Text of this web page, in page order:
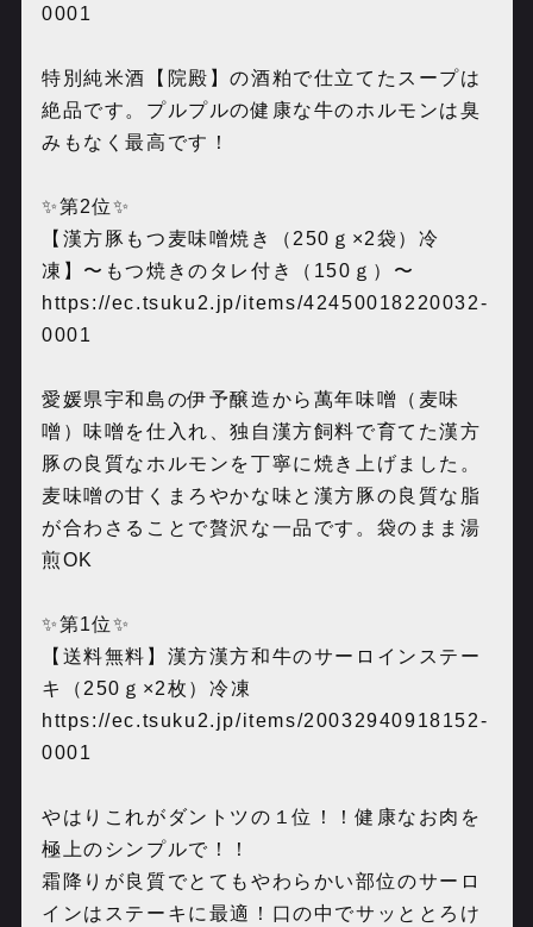
0001
特別純米酒【院殿】の酒粕で仕立てたスープは
絶品です。プルプルの健康な牛のホルモンは臭
みもなく最高です！
✨第2位✨
【漢方豚もつ麦味噌焼き（250ｇ×2袋）冷
凍】〜もつ焼きのタレ付き（150ｇ）〜
https://ec.tsuku2.jp/items/42450018220032-
0001
愛媛県宇和島の伊予醸造から萬年味噌（麦味
噌）味噌を仕入れ、独自漢方飼料で育てた漢方
豚の良質なホルモンを丁寧に焼き上げました。
麦味噌の甘くまろやかな味と漢方豚の良質な脂
が合わさることで贅沢な一品です。袋のまま湯
煎OK
✨第1位✨
【送料無料】漢方漢方和牛のサーロインステー
キ（250ｇ×2枚）冷凍
https://ec.tsuku2.jp/items/20032940918152-
0001
やはりこれがダントツの１位！！健康なお肉を
極上のシンプルで！！
霜降りが良質でとてもやわらかい部位のサーロ
インはステーキに最適！口の中でサッととろけ